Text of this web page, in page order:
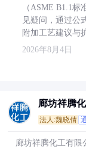
（ASME B1.1
见疑问，通过公
附加工艺建议与
2026年8月4日
廊坊祥腾
法人:魏晓倩
廊坊祥腾化工有限